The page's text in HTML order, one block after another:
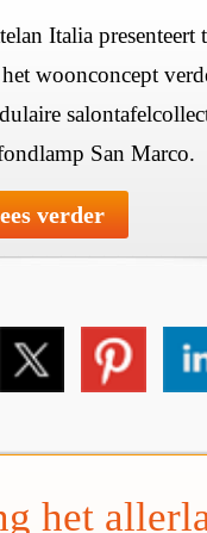
Italia
woonconcept
San Marco.
verder
het